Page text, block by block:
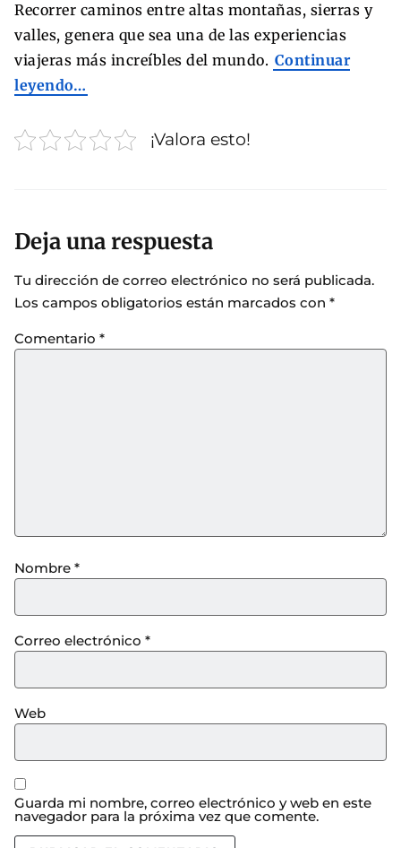
Recorrer caminos entre altas montañas, sierras y
valles, genera que sea una de las experiencias
viajeras más increíbles del mundo. Continuar
leyendo…
¡Valora esto!
Deja una respuesta
Tu dirección de correo electrónico no será publicada.
Los campos obligatorios están marcados con *
Comentario *
Nombre *
Correo electrónico *
Web
Guarda mi nombre, correo electrónico y web en este
navegador para la próxima vez que comente.